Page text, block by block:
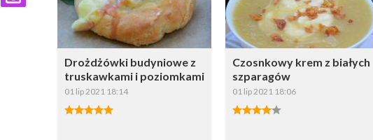
Drożdżówki budyniowe z
truskawkami i poziomkami
01 lip 2021 18:14
Czosnkowy krem z białych
szparagów
01 lip 2021 18:06